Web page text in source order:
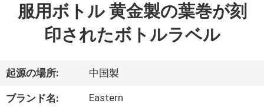
ダ
ク
Rights服用ボトル 黄金製の葉巻が刻
印されたボトルラベル
起源の場所: 中国製
ブランド名: Eastern